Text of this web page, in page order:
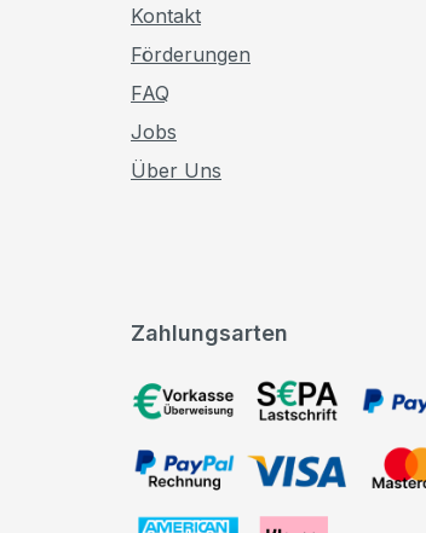
Kontakt
Förderungen
FAQ
Jobs
Über Uns
Zahlungsarten
Vorkasse, SEPA-Lastschrift,